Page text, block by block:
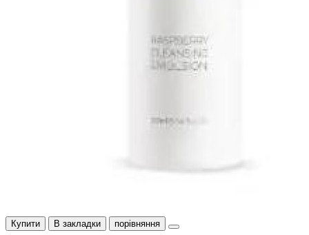
Купити В закладки порівняння